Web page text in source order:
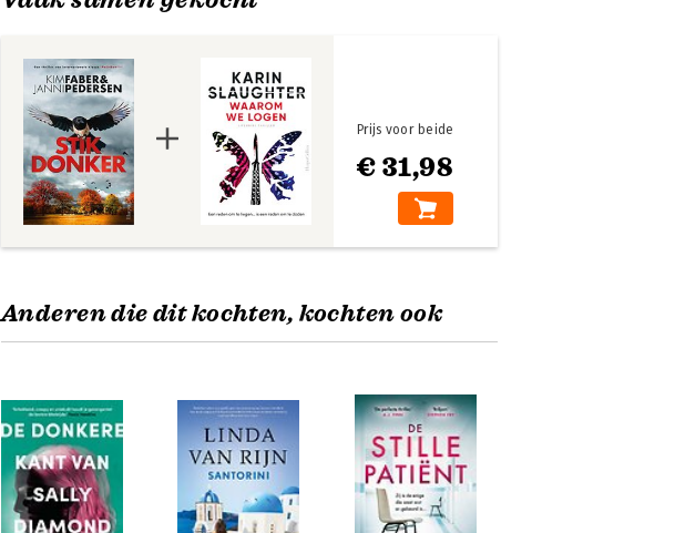
€ 31,98
Prijs voor beide
Anderen die dit kochten, kochten ook